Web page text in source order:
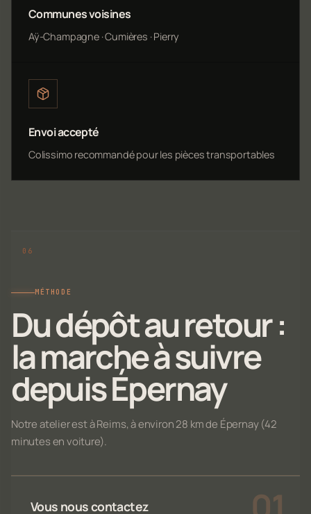
Communes voisines
Aÿ-Champagne · Cumières · Pierry
Envoi accepté
Colissimo recommandé pour les pièces transportables
MÉTHODE
Du dépôt au retour :
la marche à suivre
depuis Épernay
Notre atelier est à Reims, à environ 28 km de Épernay (42
minutes en voiture).
Vous nous contactez